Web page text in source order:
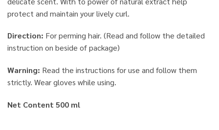
protect and maintain your lively curl.
Direction: For perming hair. (Read and follow the detailed
instruction on beside of package)
Warning: Read the instructions for use and follow them
strictly. Wear gloves while using.
Net Content 500 ml